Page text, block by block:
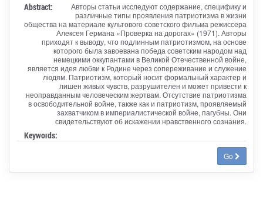
Abstract:
Авторы статьи исследуют содержание, специфику и
различные типы проявления патриотизма в жизни
общества на материале культового советского фильма режиссера
Алексея Германа «Проверка на дорогах» (1971). Авторы
приходят к выводу, что подлинным патриотизмом, на основе
которого была завоевана победа советским народом над
немецкими оккупантами в Великой Отечественной войне,
является идея любви к Родине через сопереживание и служение
людям. Патриотизм, который носит формальный характер и
лишен живых чувств, разрушителен и может привести к
неоправданным человеческим жертвам. Отсутствие патриотизма
в освободительной войне, также как и патриотизм, проявляемый
захватчиком в империалистической войне, пагубны. Они
свидетельствуют об искажении нравственного сознания.
Keywords:
Go